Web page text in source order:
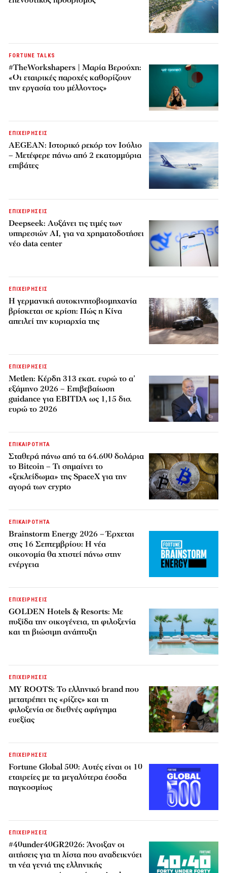
FORTUNE TALKS
#TheWorkshapers | Μαρία Βερούχη:
«Οι εταιρικές παροχές καθορίζουν
την εργασία του μέλλοντος»
ΕΠΙΧΕΙΡΗΣΕΙΣ
AEGEAN: Ιστορικό ρεκόρ τον Ιούλιο
– Μετέφερε πάνω από 2 εκατομμύρια
επιβάτες
ΕΠΙΧΕΙΡΗΣΕΙΣ
Deepseek: Αυξάνει τις τιμές των
υπηρεσιών AI, για να χρηματοδοτήσει
νέο data center
ΕΠΙΧΕΙΡΗΣΕΙΣ
Η γερμανική αυτοκινητοβιομηχανία
βρίσκεται σε κρίση: Πώς η Κίνα
απειλεί την κυριαρχία της
ΕΠΙΧΕΙΡΗΣΕΙΣ
Metlen: Κέρδη 313 εκατ. ευρώ το α’
εξάμηνο 2026 – Επιβεβαίωση
guidance για EBITDA ως 1,15 δισ.
ευρώ το 2026
ΕΠΙΚΑΙΡΟΤΗΤΑ
Σταθερά πάνω από τα 64.600 δολάρια
το Bitcoin – Τι σημαίνει το
«ξεκλείδωμα» της SpaceX για την
αγορά των crypto
ΕΠΙΚΑΙΡΟΤΗΤΑ
Brainstorm Energy 2026 – Έρχεται
στις 16 Σεπτεμβρίου: Η νέα
οικονομία θα χτιστεί πάνω στην
ενέργεια
ΕΠΙΧΕΙΡΗΣΕΙΣ
GOLDEN Hotels & Resorts: Με
πυξίδα την οικογένεια, τη φιλοξενία
και τη βιώσιμη ανάπτυξη
ΕΠΙΧΕΙΡΗΣΕΙΣ
MY ROOTS: Το ελληνικό brand που
μετατρέπει τις «ρίζες» και τη
φιλοξενία σε διεθνές αφήγημα
ευεξίας
ΕΠΙΧΕΙΡΗΣΕΙΣ
Fortune Global 500: Αυτές είναι οι 10
εταιρείες με τα μεγαλύτερα έσοδα
παγκοσμίως
ΕΠΙΧΕΙΡΗΣΕΙΣ
#40under40GR2026: Άνοιξαν οι
αιτήσεις για τη λίστα που αναδεικνύει
τη νέα γενιά της ελληνικής